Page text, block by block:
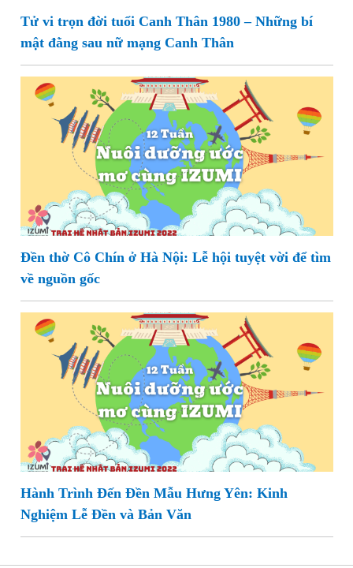
Tử vi trọn đời tuổi Canh Thân 1980 – Những bí
mật đằng sau nữ mạng Canh Thân
Đền thờ Cô Chín ở Hà Nội: Lễ hội tuyệt vời để tìm
về nguồn gốc
Hành Trình Đến Đền Mẫu Hưng Yên: Kinh
Nghiệm Lễ Đền và Bản Văn